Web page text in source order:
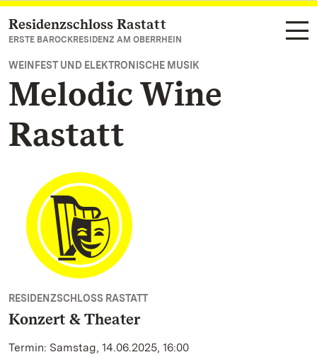
Zum Hauptinhalt springen
Residenzschloss Rastatt
ERSTE BAROCKRESIDENZ AM OBERRHEIN
WEINFEST UND ELEKTRONISCHE MUSIK
Melodic Wine
Rastatt
RESIDENZSCHLOSS RASTATT
Konzert & Theater
Termin: Samstag, 14.06.2025, 16:00